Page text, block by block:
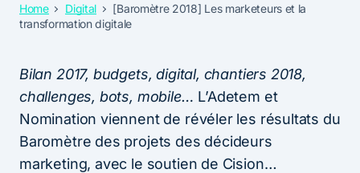
Home Digital
[Baromètre 2018] Les marketeurs et la
transformation digitale
Bilan 2017, budgets, digital, chantiers 2018,
challenges, bots, mobile… L’Adetem et
Nomination viennent de révéler les résultats du
Baromètre des projets des décideurs
marketing, avec le soutien de Cision…